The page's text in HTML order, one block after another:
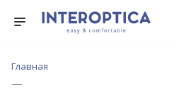
Главная
—